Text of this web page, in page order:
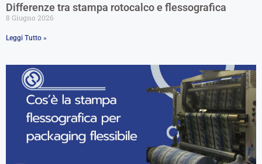
Differenze tra stampa rotocalco e flessografica
8 Giugno 2026
Leggi Tutto »